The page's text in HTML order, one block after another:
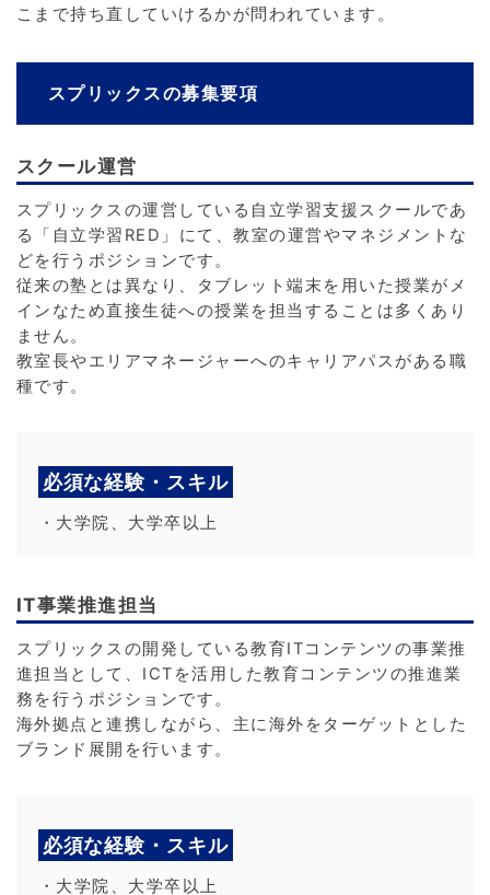
こまで持ち直していけるかが問われています。
スプリックスの募集要項
スクール運営
スプリックスの運営している自立学習支援スクールであ
る「自立学習RED」にて、教室の運営やマネジメントな
どを行うポジションです。
従来の塾とは異なり、タブレット端末を用いた授業がメ
インなため直接生徒への授業を担当することは多くあり
ません。
教室長やエリアマネージャーへのキャリアパスがある職
種です。
必須な経験・スキル
・大学院、大学卒以上
IT事業推進担当
スプリックスの開発している教育ITコンテンツの事業推
進担当として、ICTを活用した教育コンテンツの推進業
務を行うポジションです。
海外拠点と連携しながら、主に海外をターゲットとした
ブランド展開を行います。
必須な経験・スキル
・大学院、大学卒以上